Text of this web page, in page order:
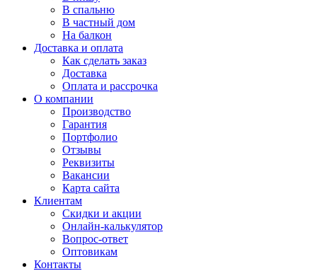
В спальню
В частный дом
На балкон
Доставка и оплата
Как сделать заказ
Доставка
Оплата и рассрочка
О компании
Производство
Гарантия
Портфолио
Отзывы
Реквизиты
Вакансии
Карта сайта
Клиентам
Скидки и акции
Онлайн-калькулятор
Вопрос-ответ
Оптовикам
Контакты